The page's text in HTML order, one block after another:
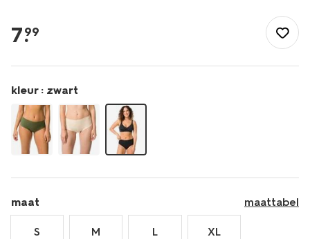
tailleslip-
micro-
ultimate-
comfort-
zwart-
19668104BLACK.html
7.
99
kleur : zwart
maat maattabel
S M L XL